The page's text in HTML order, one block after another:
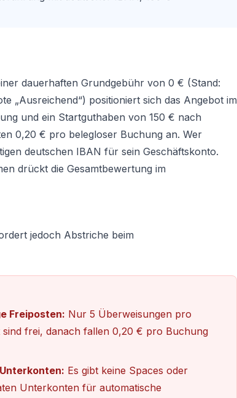
dauerhaften Grundgebühr von 0 € (Stand:
„Ausreichend“) positioniert sich das Angebot im
und ein Startguthaben von 150 € nach
0,20 € pro belegloser Buchung an. Wer
deutschen IBAN für sein Geschäftskonto.
drückt die Gesamtbewertung im
jedoch Abstriche beim
Freiposten: Nur 5 Überweisungen pro
sind frei, danach fallen 0,20 € pro Buchung
Es gibt keine Spaces oder
Unterkonten für automatische